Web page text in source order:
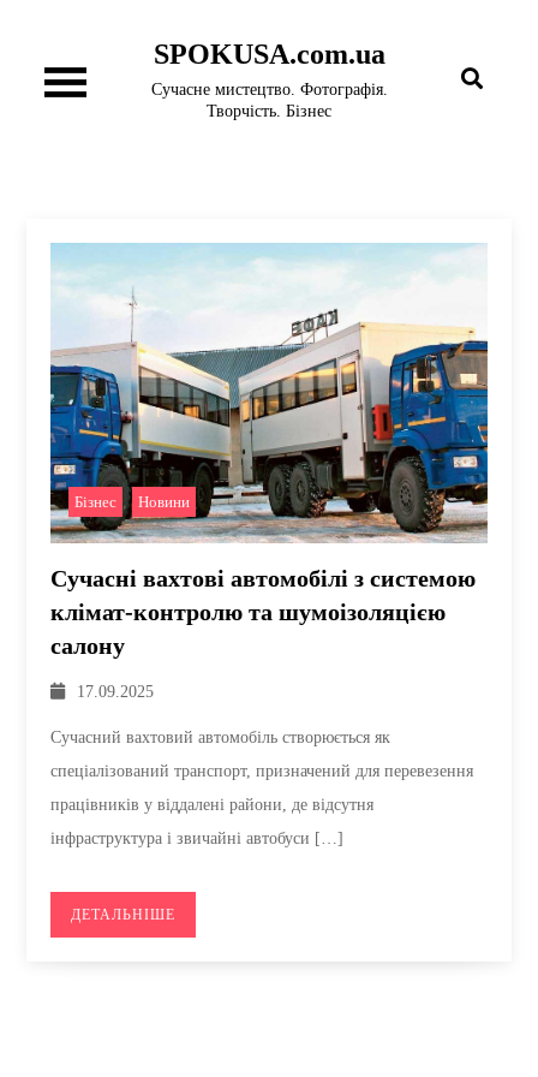
вмісту
SPOKUSA.com.ua
Сучасне мистецтво. Фотографія.
Творчість. Бізнес
Бізнес , Новини
Сучасні вахтові автомобілі з системою
клімат-контролю та шумоізоляцією
салону
17.09.2025
Сучасний вахтовий автомобіль створюється як
спеціалізований транспорт, призначений для перевезення
працівників у віддалені райони, де відсутня
інфраструктура і звичайні автобуси […]
ДЕТАЛЬНІШЕ